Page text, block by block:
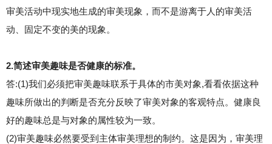
审美活动中现实地生成的审美现象，而不是游离于人的审美活
动、固定不变的美的现象。
2.简述审美趣味是否健康的标准。
答:(1)我们必须把审美趣味联系于具体的市美对象,看看依据这种
趣味所做出的判断是否充分反映了审美对象的客观特点。健康良
好的趣味总是与对象的属性较为一致。
(2)审美趣味必然要受到主体审美理想的制约。这是因为，审美理